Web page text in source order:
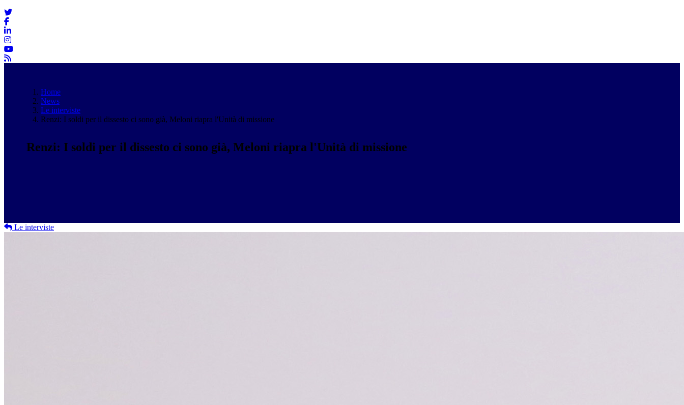
Home
News
Le interviste
Renzi: I soldi per il dissesto ci sono già, Meloni riapra l'Unità di missione
Renzi: I soldi per il dissesto ci sono già, Meloni riapra l'Unità di missione
Le interviste